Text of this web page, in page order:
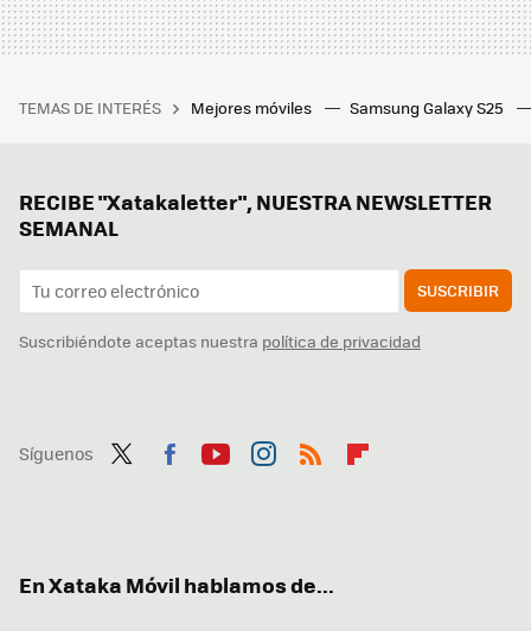
TEMAS DE INTERÉS Mejores móviles Samsung Galaxy S25
RECIBE "Xatakaletter", NUESTRA NEWSLETTER
SEMANAL
SUSCRIBIR
Suscribiéndote aceptas nuestra política de privacidad
Síguenos
En Xataka Móvil hablamos de...